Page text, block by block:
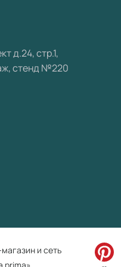
д.24, стр.1,
стенд №220
и сеть